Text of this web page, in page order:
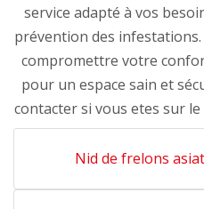
service adapté à vos
prévention des
compromettre votre
pour un espace sain et
contacter si vous etes sur
Nid de frelons